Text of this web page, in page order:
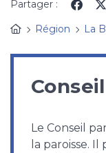
Partager :
Région
La
Le Conseil
la paroisse.